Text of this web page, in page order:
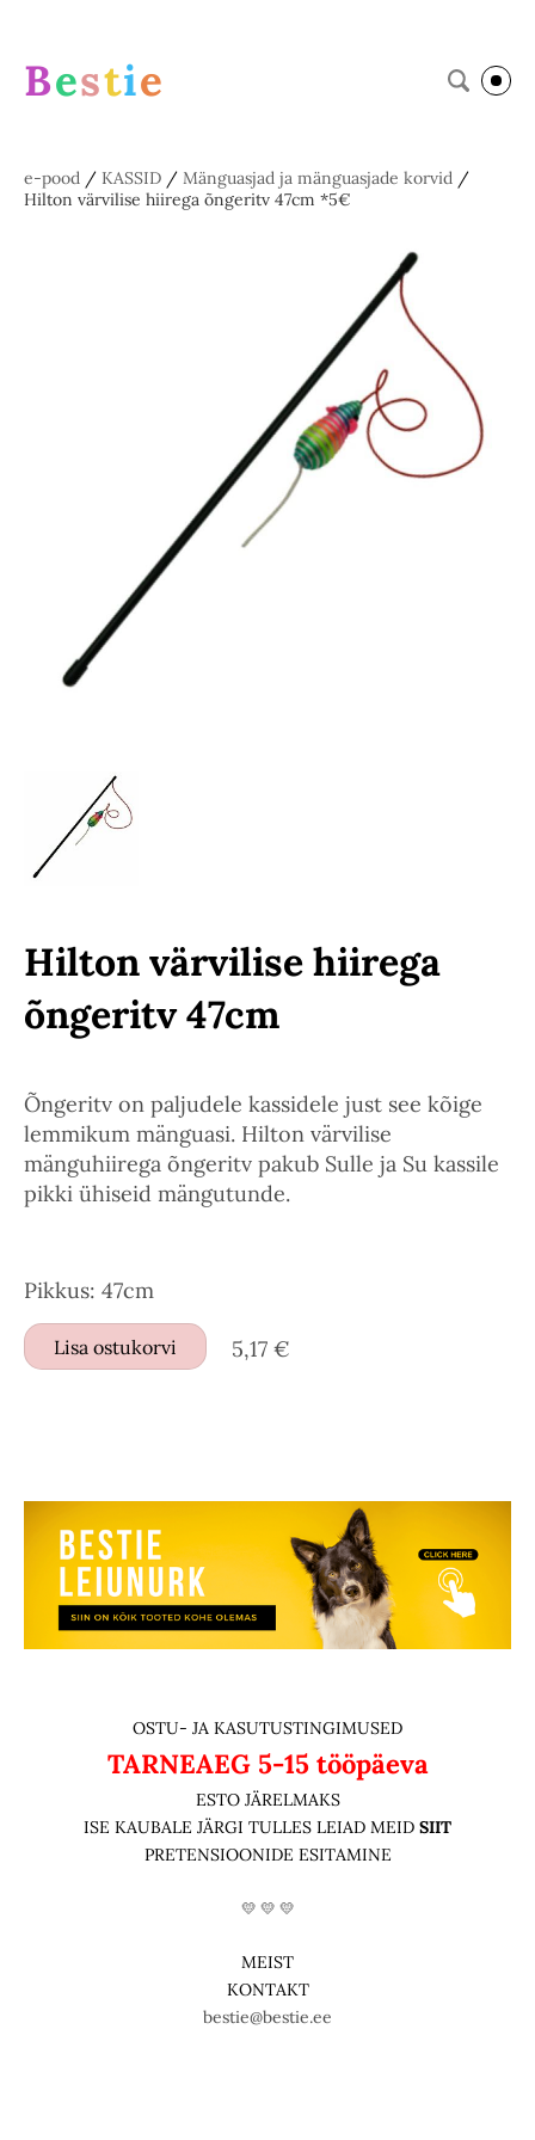
Bestie
e-pood / KASSID / Mänguasjad ja mänguasjade korvid /
Hilton värvilise hiirega õngeritv 47cm *5€
Hilton värvilise hiirega
õngeritv 47cm
Õngeritv on paljudele kassidele just see kõige
lemmikum mänguasi. Hilton värvilise
mänguhiirega õngeritv pakub Sulle ja Su kassile
pikki ühiseid mängutunde.
Pikkus: 47cm
Lisa ostukorvi 5,17 €
OSTU- JA KASUTUSTINGIMUSED
TARNEAEG 5-15 tööpäeva
ESTO JÄRELMAKS
ISE KAUBALE JÄRGI TULLES LEIAD MEID SIIT
PRETENSIOONIDE ESITAMINE
💛 💛 💛
MEIST
KONTAKT
bestie@bestie.ee